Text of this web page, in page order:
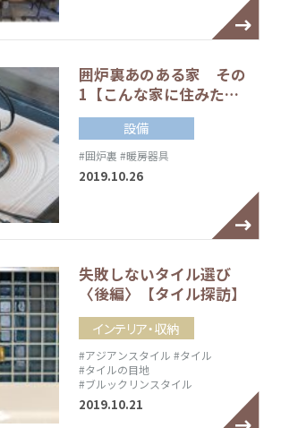
囲炉裏あのある家 その
1【こんな家に住みた…
設備
#囲炉裏 #暖房器具
2019.10.26
失敗しないタイル選び
〈後編〉【タイル探訪】
インテリア・収納
#アジアンスタイル #タイル
#タイルの目地
#ブルックリンスタイル
2019.10.21